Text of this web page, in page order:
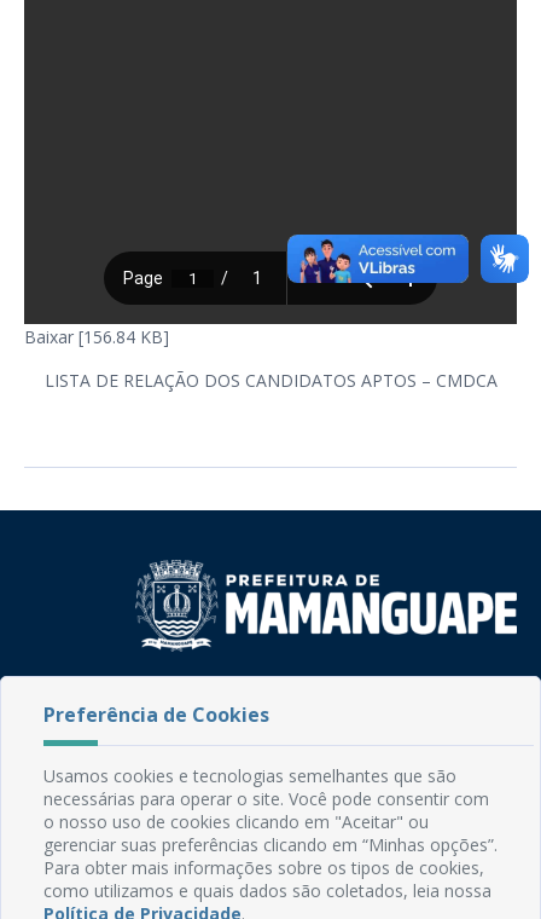
Baixar [156.84 KB]
LISTA DE RELAÇÃO DOS CANDIDATOS APTOS – CMDCA
CEP: 58.280-000 - Mamanguape/PB
Email: comunicacao@mamanguape.pb.gov.br
Expediente: Segunda à Sexta, das 08h às 13h
Mapa do Site
Perguntas frequentes
Preferência de Cookies
Usamos cookies e tecnologias semelhantes que são
necessárias para operar o site. Você pode consentir com
o nosso uso de cookies clicando em "Aceitar" ou
gerenciar suas preferências clicando em “Minhas opções”.
Para obter mais informações sobre os tipos de cookies,
como utilizamos e quais dados são coletados, leia nossa
Política de Privacidade.